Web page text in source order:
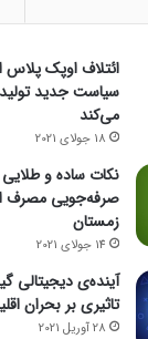
ائتلاف اوپک پلاس
سیاست جدید تولید
می‌کند
18 جولای 2021
نکات ساده و
صرفه‌جویی مصرف
زمستان
14 جولای 2021
آینده‌ی دیجیتالی
تاثیری بر بحران
28 آوریل 2021